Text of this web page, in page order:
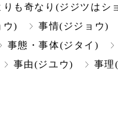
りも奇なり(ジジツはシ
ウ) 事情(ジジョウ)
事態・事体(ジタイ)
事由(ジユウ) 事理